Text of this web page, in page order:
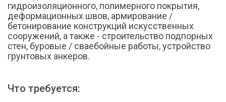
гидроизоляционного, полимерного покрытия,
деформационных швов, армирование /
бетонирование конструкций искусственных
сооружений, а также - строительство подпорных
стен, буровые / сваебойные работы, устройство
грунтовых анкеров.
Что требуется: